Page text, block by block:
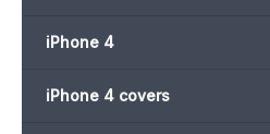
iPhone 4
iPhone 4 covers